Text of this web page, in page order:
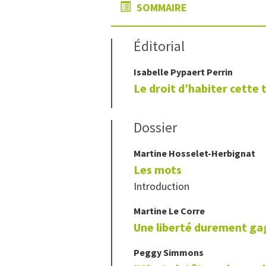
SOMMAIRE
Éditorial
Isabelle Pypaert Perrin
Le droit d’habiter cette
Dossier
Martine Hosselet-Herbignat
Les mots
Introduction
Martine Le Corre
Une liberté durement
PeggySimmons